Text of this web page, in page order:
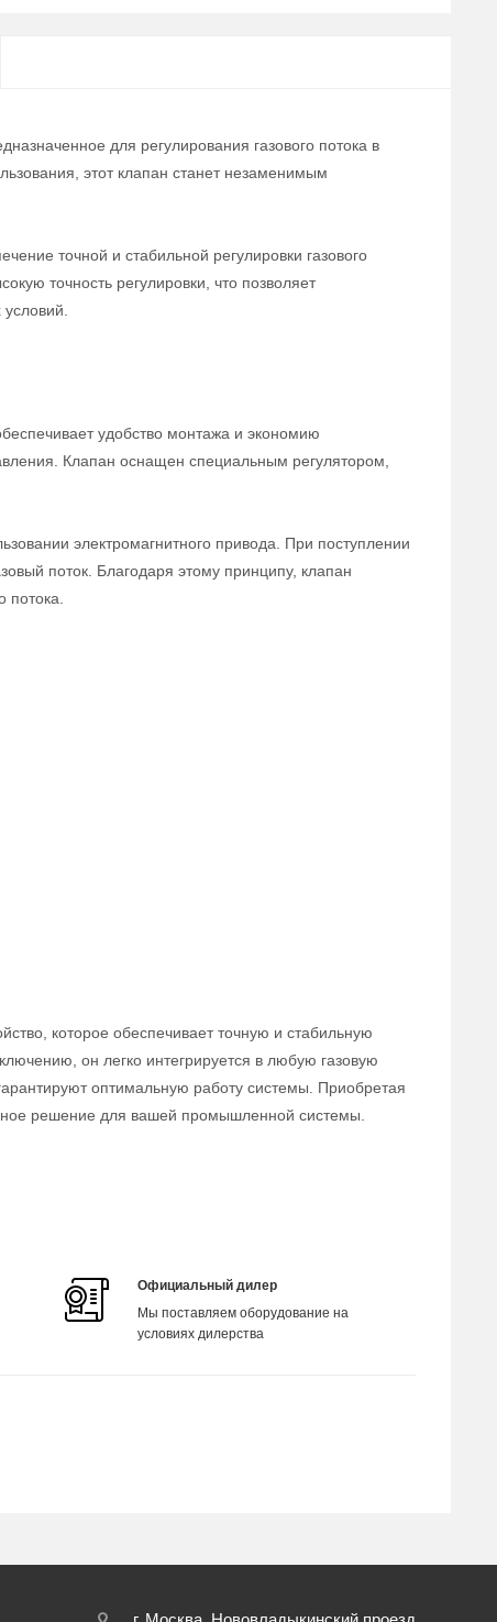
для регулирования газового потока в
этот клапан станет незаменимым
точной и стабильной регулировки газового
точность регулировки, что позволяет
удобство монтажа и экономию
Клапан оснащен специальным регулятором,
электромагнитного привода. При поступлении
поток. Благодаря этому принципу, клапан
которое обеспечивает точную и стабильную
он легко интегрируется в любую газовую
оптимальную работу системы. Приобретая
решение для вашей промышленной системы.
Официальный дилер
Мы поставляем оборудование на
условиях дилерства